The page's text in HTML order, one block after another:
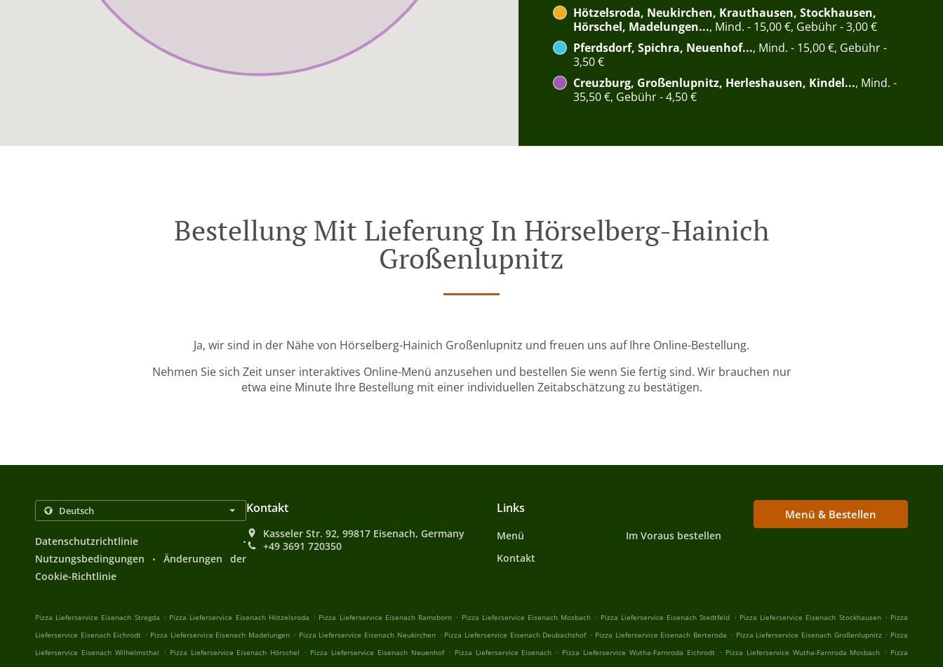
Hötzelsroda, Neukirchen, Krauthausen, Stockhausen,
Hörschel, Madelungen..., Mind. - 15,00 €, Gebühr - 3,00 €
Pferdsdorf, Spichra, Neuenhof..., Mind. - 15,00 €, Gebühr -
3,50 €
Creuzburg, Großenlupnitz, Herleshausen, Kindel..., Mind. -
35,50 €, Gebühr - 4,50 €
Bestellung Mit Lieferung In Hörselberg-Hainich
Großenlupnitz
Ja, wir sind in der Nähe von Hörselberg-Hainich Großenlupnitz und freuen uns auf Ihre Online-Bestellung.
Nehmen Sie sich Zeit unser interaktives Online-Menü anzusehen und bestellen Sie wenn Sie fertig sind. Wir brauchen nur
etwa eine Minute Ihre Bestellung mit einer individuellen Zeitabschätzung zu bestätigen.
Datenschutzrichtlinie .
Nutzungsbedingungen .
Änderungen der
Cookie-Richtlinie
Kontakt
Kasseler Str. 92, 99817 Eisenach, Germany
+49 3691 720350
Links
Menü
Im Voraus bestellen
Kontakt
Menü & Bestellen
Pizza Lieferservice Eisenach Stregda . Pizza Lieferservice Eisenach Hötzelsroda . Pizza Lieferservice Eisenach Ramsborn . Pizza Lieferservice Eisenach Mosbach . Pizza Lieferservice Eisenach Stedtfeld . Pizza Lieferservice Eisenach Stockhausen . Pizza
Lieferservice Eisenach Eichrodt . Pizza Lieferservice Eisenach Madelungen . Pizza Lieferservice Eisenach Neukirchen . Pizza Lieferservice Eisenach Deubachshof . Pizza Lieferservice Eisenach Berteroda . Pizza Lieferservice Eisenach Großenlupnitz . Pizza
Lieferservice Eisenach Wilhelmsthal . Pizza Lieferservice Eisenach Hörschel . Pizza Lieferservice Eisenach Neuenhof . Pizza Lieferservice Eisenach . Pizza Lieferservice Wutha-Farnroda Eichrodt . Pizza Lieferservice Wutha-Farnroda Mosbach . Pizza